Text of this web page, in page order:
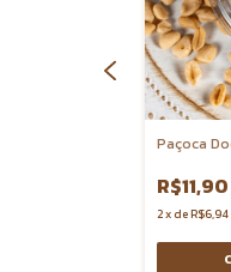
Paçoca
R$11,90
2xdeR$6,94